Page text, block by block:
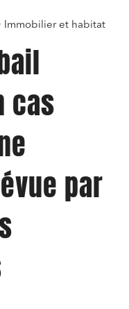
Immobilier et habitat
cas
par